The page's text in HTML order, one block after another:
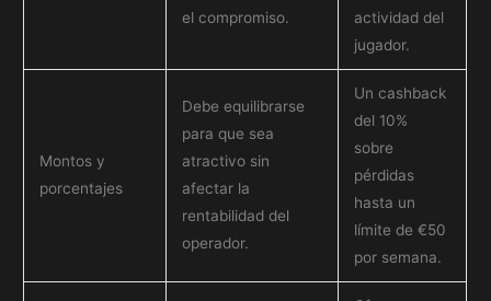
el compromiso.
actividad del
jugador.
Montos y
porcentajes
Debe equilibrarse
para que sea
atractivo sin
afectar la
rentabilidad del
operador.
Un cashback
del 10%
sobre
pérdidas
hasta un
límite de €50
por semana.